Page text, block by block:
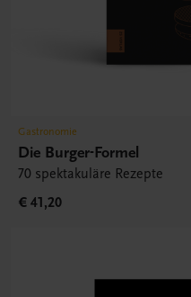
Gastronomie
Die Burger-Formel
70 spektakuläre Rezepte
€ 41,20